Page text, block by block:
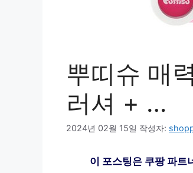
뿌띠슈 매
러셔 + …
2024년 02월 15일 작성자:
이 포스팅은 쿠팡 파트